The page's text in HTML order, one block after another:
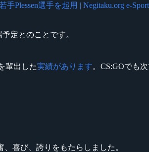
Plessen選手を起用 | Negitaku.org e-
定とのことです。
輩出した実績があります。CS:GOでも
喜び、誇りをもたらしました。